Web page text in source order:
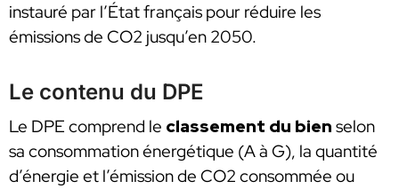
instauré par l’État français pour réduire les
émissions de CO2 jusqu’en 2050.
Le contenu du DPE
Le DPE comprend le classement du bien selon
sa consommation énergétique (A à G), la quantité
d’énergie et l’émission de CO2 consommée ou